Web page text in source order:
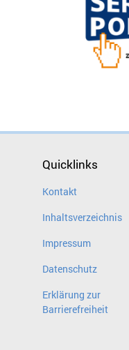
Quicklinks
Kontakt
Inhaltsverzeichnis
Impressum
Datenschutz
Erklärung zur
Barrierefreiheit